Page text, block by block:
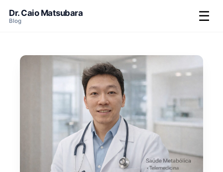
Dr. Caio Matsubara
Blog ☰